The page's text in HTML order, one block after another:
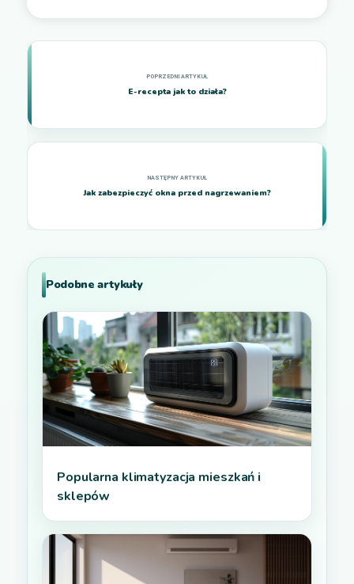
E-recepta jak to działa?
Jak zabezpieczyć okna przed nagrzewaniem?
Podobne artykuły
Popularna klimatyzacja mieszkań i
sklepów